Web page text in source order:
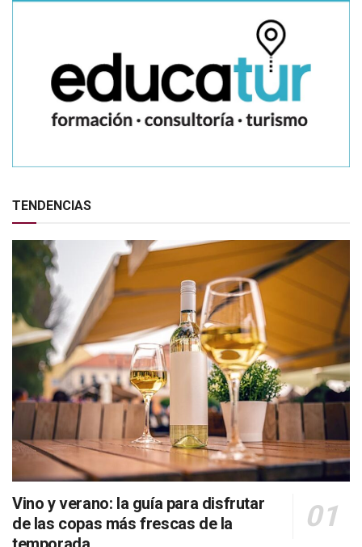
TENDENCIAS
Vino y verano: la guía para disfrutar
de las copas más frescas de la